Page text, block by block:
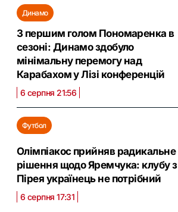
Динамо
З першим голом Пономаренка в
сезоні: Динамо здобуло
мінімальну перемогу над
Карабахом у Лізі конференцій
6 серпня 21:56
Футбол
Олімпіакос прийняв радикальне
рішення щодо Яремчука: клубу з
Пірея українець не потрібний
6 серпня 17:31